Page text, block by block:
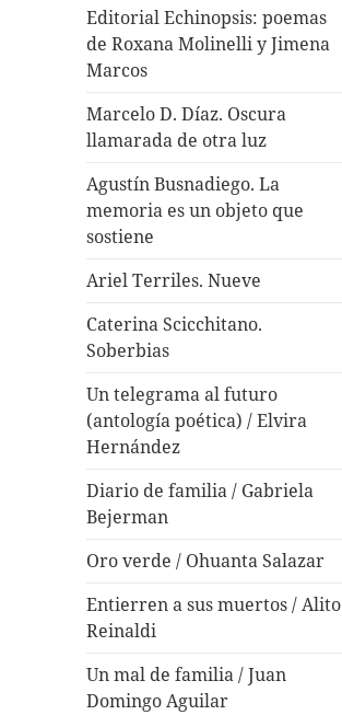
Editorial Echinopsis: poemas
de Roxana Molinelli y Jimena
Marcos
Marcelo D. Díaz. Oscura
llamarada de otra luz
Agustín Busnadiego. La
memoria es un objeto que
sostiene
Ariel Terriles. Nueve
Caterina Scicchitano.
Soberbias
Un telegrama al futuro
(antología poética) / Elvira
Hernández
Diario de familia / Gabriela
Bejerman
Oro verde / Ohuanta Salazar
Entierren a sus muertos / Alito
Reinaldi
Un mal de familia / Juan
Domingo Aguilar